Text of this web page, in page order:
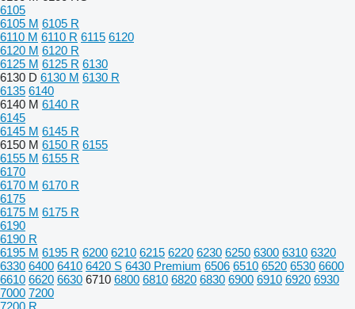
6105
6105 M 6105 R
6110 M 6110 R 6115 6120
6120 M 6120 R
6125 M 6125 R 6130
6130 D 6130 M 6130 R
6135 6140
6140 M 6140 R
6145
6145 M 6145 R
6150 M 6150 R 6155
6155 M 6155 R
6170
6170 M 6170 R
6175
6175 M 6175 R
6190
6190 R
6195 M 6195 R 6200 6210 6215 6220 6230 6250 6300 6310 6320
6330 6400 6410 6420 S 6430 Premium 6506 6510 6520 6530 6600
6610 6620 6630 6710 6800 6810 6820 6830 6900 6910 6920 6930
7000 7200
7200 R